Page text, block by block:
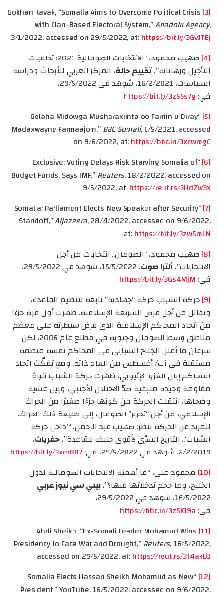
[3]
Gokhan Kavak, “Somalia Aims to Overcome Political Crisis
with Clan-Based Electoral System,”Anadolu Agency,
3/1/2022, accessed on 29/5/2022, at:https://bit.ly/3GvJTEj
[4]
صهيب محمود، “الانتخابات الصومالية 2021: تداعيات
التأجيل ورهاناته”،تقييم حالة، المركز العربي للأبحاث ودراسة
السياسات، 16/2/2021، شوهد في 29/5/2022،
في:https://bit.ly/3z5Ss7g
[5]
“Golaha Midowga Musharaxiinta oo Farriin u Diray
Madaxwayne Farmaajom,”BBC Somali, 1/5/2021, accessed
on 9/6/2022, at:https://bbc.in/3xcwmgC
[6]
“Exclusive: Voting Delays Risk Starving Somalia of
Budget Funds, Says IMF,”Reuters, 18/2/2022, accessed on
9/6/2022, at:https://reut.rs/3HdZw3x
[7]
“Somalia: Parliament Elects New Speaker after Security
Standoff,”Aljazeera, 28/4/2022, accessed on 9/6/2022,
at:https://bit.ly/3zw5mLN
[8]
صهيب محمود، “الصومال.. انتخابات من أجل
الانتخابات”،ألترا صوت
، 15/5/2022، شوهد في 29/5/2022،
في: https://bit.ly/3Gs4MjM
[9] حركة الشباب حركة “جهادية” تابعة لتنظيم القاعدة،
وتقاتل من أجل فرض الشريعة الإسلامية. ظهرت أول مرة جزءًا
من اتحاد المحاكم الإسلامية الذي فرض سيطرته على معظم
مناطق وسط الصومال وجنوبه في مطلع عام 2006، لكن
سرعان ما أعلن الجناح الشبابي في المحاكم نفسه منظمة
مستقلة في آب/ أغسطس من العام ذاته. ومع تفكّك اتحاد
المحاكم إبان الغزو الإثيوبي، ظهرت حركة الشباب قوةً
مقاومة وحيدة متبقية ضدّ الاحتلال الأجنبي، وبين عشية
وضحاها، انتقلت الحركة من كونها جزءًا صغيرًا من الحراك
الإسلامي، من أجل “تحرير” الصومال، إلى طليعة ذلك الحراك.
للمزيد عن الحركة ينظر: صهيب عبد الرحمن، “’داخل حركة
الشباب‘.. التاريخ السرّي لأقوى حليف للقاعدة”،حفريات،
2/2/2019، شوهد في 29/5/2022، في:
https://bit.ly/3xer8B7
[10]
محمود علي، “ما أهمية الانتخابات الصومالية لدول
الخليج، وما حجم تدخلاتها فيها؟”،بيبي سي نيوز عربي،
16/5/2022، شوهد في 29/5/2022،
في: https://bbc.in/3z5KJ9a
[11]
Abdi Sheikh, “Ex-Somali Leader Mohamud Wins
Presidency to Face War and Drought,”Reuters, 16/5/2022,
accessed on 29/5/2022, at:https://reut.rs/3t4akLQ
[12]
“Somalia Elects Hassan Sheikh Mohamud as New